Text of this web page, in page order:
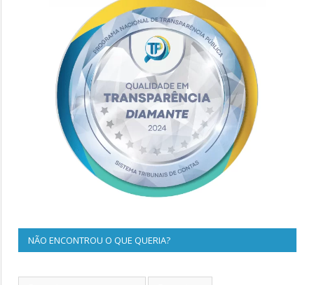
NÃO ENCONTROU O QUE QUERIA?